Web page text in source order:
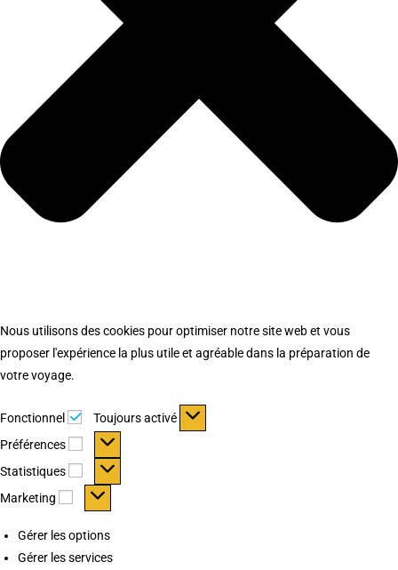
Nous utilisons des cookies pour optimiser notre site web et vous
proposer l'expérience la plus utile et agréable dans la préparation de
votre voyage.
Fonctionnel Fonctionnel
Toujours activé
Préférences
Préférences
Statistiques Statistiques
Marketing Marketing
Gérer les options
Gérer les services